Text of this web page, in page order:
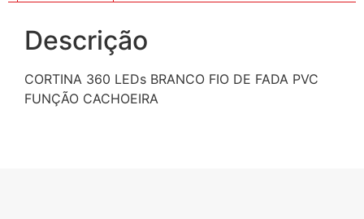
Descrição
CORTINA 360 LEDs BRANCO FIO DE FADA PVC
FUNÇÃO CACHOEIRA